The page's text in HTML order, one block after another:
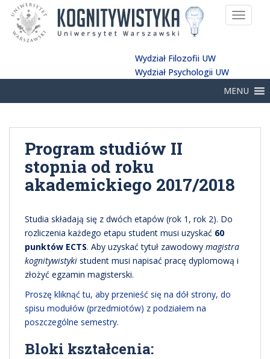
Wydział Filozofii UW
Wydział Psychologii UW
MENU
Program studiów II
stopnia od roku
akademickiego 2017/2018
Studia składają się z dwóch etapów (rok 1, rok 2). Do
rozliczenia każdego etapu student musi uzyskać 60
punktów ECTS. Aby uzyskać tytuł zawodowy magistra
kognitywistyki student musi napisać pracę dyplomową i
złożyć egzamin magisterski.
Proszę kliknąć tu, aby przenieść się na dół strony, do
spisu modułów (przedmiotów) z podziałem na
poszczególne semestry.
Bloki kształcenia: